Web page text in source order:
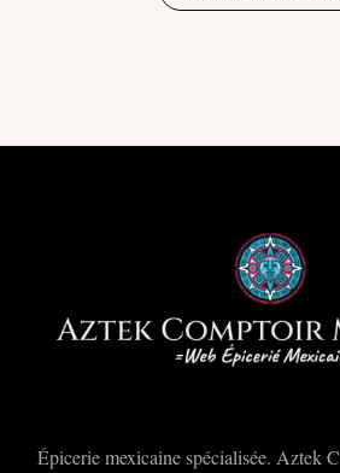
Épicerie mexicaine spécialisée. Aztek